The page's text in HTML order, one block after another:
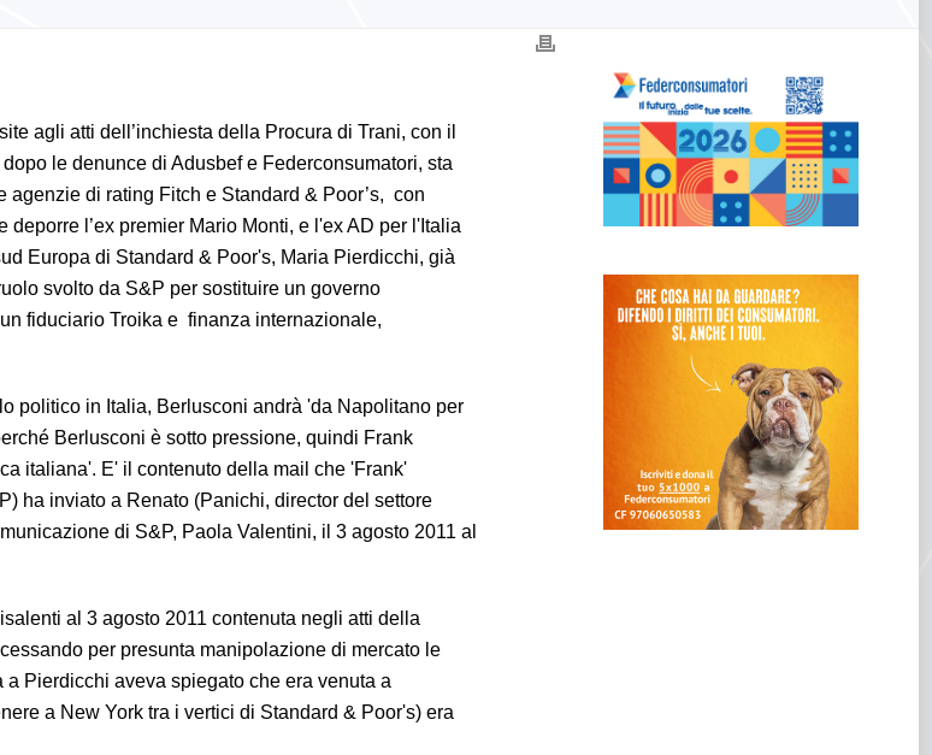
agli atti dell’inchiesta della Procura di Trani, con il
le denunce di Adusbef e Federconsumatori, sta
agenzie di rating Fitch e Standard & Poor’s, con
deporre l’ex premier Mario Monti, e l'ex AD per l'Italia
Europa di Standard & Poor's, Maria Pierdicchi, già
svolto da S&P per sostituire un governo
fiduciario Troika e finanza internazionale,
politico in Italia, Berlusconi andrà 'da Napolitano per
Berlusconi è sotto pressione, quindi Frank
italiana'. E' il contenuto della mail che 'Frank'
ha inviato a Renato (Panichi, director del settore
di S&P, Paola Valentini, il 3 agosto 2011 al
al 3 agosto 2011 contenuta negli atti della
per presunta manipolazione di mercato le
Pierdicchi aveva spiegato che era venuta a
a New York tra i vertici di Standard & Poor's) era